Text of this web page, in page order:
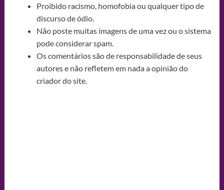
Proibido racismo, homofobia ou qualquer tipo de
discurso de ódio.
Não poste muitas imagens de uma vez ou o sistema
pode considerar spam.
Os comentários são de responsabilidade de seus
autores e não refletem em nada a opinião do
criador do site.